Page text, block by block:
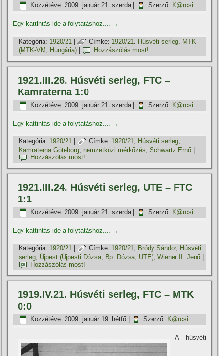
Közzétéve: 2009. január 21. szerda| Szerző: K@rcsi
Egy kattintás ide a folytatáshoz.... →
Kategória: 1920/21 | Címke: 1920/21, Húsvéti serleg, MTK
(MTK-VM; Hungária)
Hozzászólás most!
1921.III.26. Húsvéti serleg, FTC –
Kamraterna 1:0
Közzétéve: 2009. január 21. szerda| Szerző: K@rcsi
Egy kattintás ide a folytatáshoz.... →
Kategória: 1920/21 | Címke: 1920/21, Húsvéti serleg,
Kamraterna Göteborg nemzetközi mérkőzés ,Schwartz Ernő
Hozzászólás most!
1921.III.24. Húsvéti serleg, UTE – FTC
1:1
Közzétéve: 2009. január 21. szerda| Szerző: K@rcsi
Egy kattintás ide a folytatáshoz.... →
Kategória: 1920/21 | Címke: 1920/21, Bródy Sándor, Húsvéti
serleg Újpest (Újpesti Dózsa; Bp. Dózsa; UTE) ,Wiener II. Jenő
Hozzászólás most!
1919.IV.21. Húsvéti serleg, FTC – MTK
0:0
Közzétéve: 2009. január 19. hétfő Szerző: K@rcsi
A húsvéti